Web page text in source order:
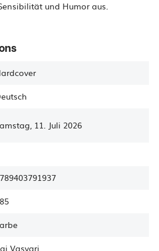
11. Juli 2026
Vasvari